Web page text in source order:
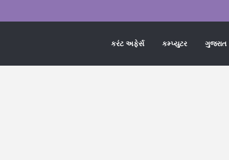
કરંટ અફેર્સ કમ્પ્યુટર ગુજરાત